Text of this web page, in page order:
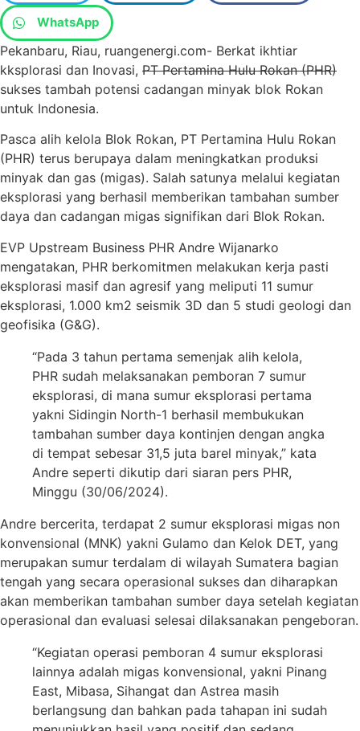
WhatsApp
Pekanbaru, Riau, ruangenergi.com- Berkat ikhtiar
kksplorasi dan Inovasi, PT Pertamina Hulu Rokan (PHR)
sukses tambah potensi cadangan minyak blok Rokan
untuk Indonesia.
Pasca alih kelola Blok Rokan, PT Pertamina Hulu Rokan
(PHR) terus berupaya dalam meningkatkan produksi
minyak dan gas (migas). Salah satunya melalui kegiatan
eksplorasi yang berhasil memberikan tambahan sumber
daya dan cadangan migas signifikan dari Blok Rokan.
EVP Upstream Business PHR Andre Wijanarko
mengatakan, PHR berkomitmen melakukan kerja pasti
eksplorasi masif dan agresif yang meliputi 11 sumur
eksplorasi, 1.000 km2 seismik 3D dan 5 studi geologi dan
geofisika (G&G).
“Pada 3 tahun pertama semenjak alih kelola,
PHR sudah melaksanakan pemboran 7 sumur
eksplorasi, di mana sumur eksplorasi pertama
yakni Sidingin North-1 berhasil membukukan
tambahan sumber daya kontinjen dengan angka
di tempat sebesar 31,5 juta barel minyak,” kata
Andre seperti dikutip dari siaran pers PHR,
Minggu (30/06/2024).
Andre bercerita, terdapat 2 sumur eksplorasi migas non
konvensional (MNK) yakni Gulamo dan Kelok DET, yang
merupakan sumur terdalam di wilayah Sumatera bagian
tengah yang secara operasional sukses dan diharapkan
akan memberikan tambahan sumber daya setelah kegiatan
operasional dan evaluasi selesai dilaksanakan pengeboran.
“Kegiatan operasi pemboran 4 sumur eksplorasi
lainnya adalah migas konvensional, yakni Pinang
East, Mibasa, Sihangat dan Astrea masih
berlangsung dan bahkan pada tahapan ini sudah